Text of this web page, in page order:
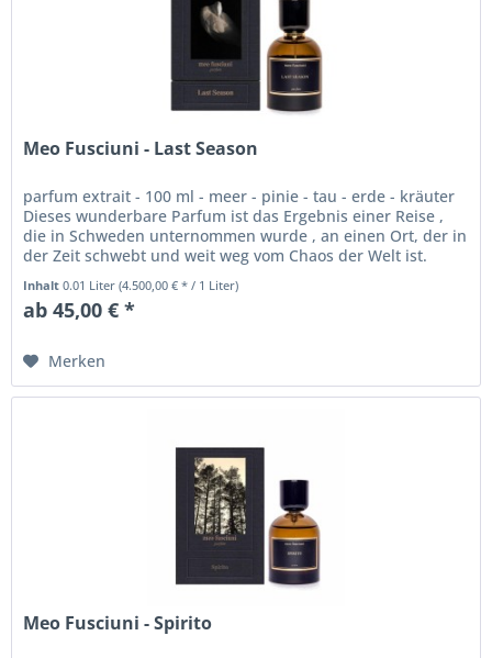
Meo Fusciuni - Last Season
parfum extrait - 100 ml - meer - pinie - tau - erde - kräuter
Dieses wunderbare Parfum ist das Ergebnis einer Reise ,
die in Schweden unternommen wurde , an einen Ort, der in
der Zeit schwebt und weit weg vom Chaos der Welt ist.
Inhalt0.01 Liter(4.500,00 € * / 1 Liter)
ab 45,00 € *
Merken
Meo Fusciuni - Spirito